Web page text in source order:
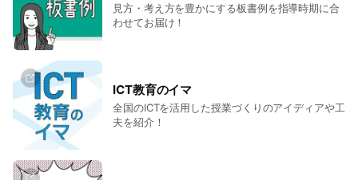
見方・考え方を豊かにする板書例を指導時期に合
わせてお届け！
ICT教育のイマ
全国のICTを活用した授業づくりのアイディアや工
夫を紹介！